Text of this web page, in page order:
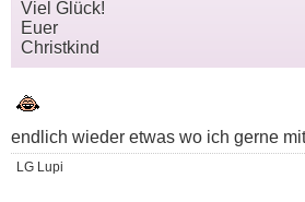
Viel Glück!
Euer
Christkind
endlich wieder etwas wo ich gerne
LG Lupi